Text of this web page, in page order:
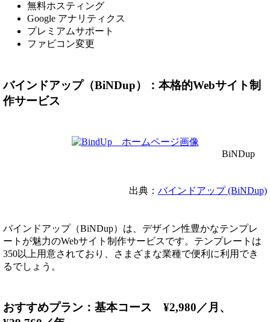
無料ホスティング
Google アナリティクス
プレミアムサポート
ファビコン変更
バインドアップ（BiNDup）：本格的Webサイト制
作サービス
BiNDup
出典： バインドアップ (BiNDup)
バインドアップ（BiNDup）は、デザイン性豊かなテンプレ
ートが魅力のWebサイト制作サービスです。テンプレートは
350以上用意されており、さまざまな業種で便利に利用でき
るでしょう。
おすすめプラン：基本コース ¥2,980／月、